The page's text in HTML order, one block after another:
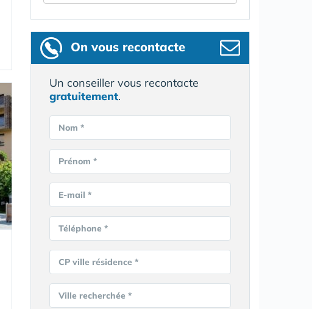
On vous recontacte
Un conseiller vous recontacte
gratuitement.
Nom *
Prénom *
E-mail *
Téléphone *
CP ville résidence *
Ville recherchée *